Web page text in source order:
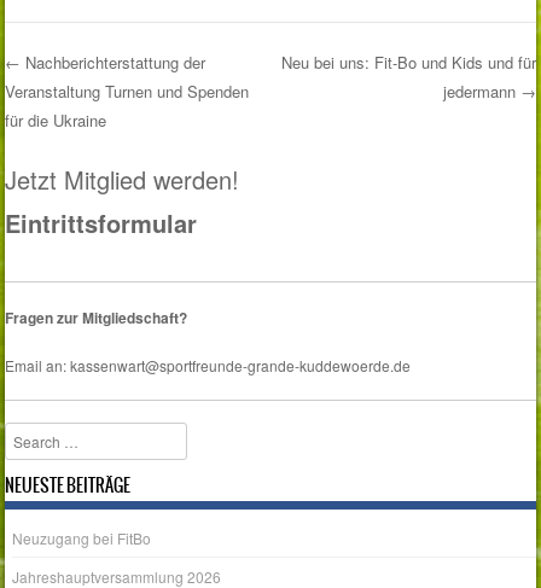
Post navigation
← Nachberichterstattung der
Veranstaltung Turnen und Spenden
für die Ukraine
Neu bei uns: Fit-Bo und Kids und für
jedermann →
Jetzt Mitglied werden!
Eintrittsformular
Fragen zur Mitgliedschaft?
Email an: kassenwart@sportfreunde-grande-kuddewoerde.de
Search
NEUESTE BEITRÄGE
Neuzugang bei FitBo
Jahreshauptversammlung 2026